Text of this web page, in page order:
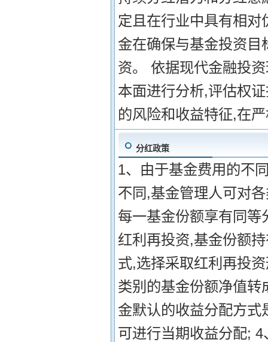
定且在行业中具有相
金在确保与基金投资
资。 依据现代金融投
本面进行分析,评估权
的风险和收益特征,在
分红政策
1、由于基金费用的不
不同,基金管理人可对
每一基金份额享有同
红利再投资,基金份额
式,选择采取红利再投
类别的基金份额净值
金默认的收益分配方
可进行当期收益分配;